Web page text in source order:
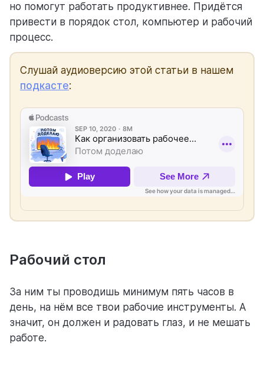
но помогут работать продуктивнее. Придётся
привести в порядок стол, компьютер и рабочий
процесс.
Слушай аудиоверсию этой статьи в нашем
подкасте:
Рабочий стол
За ним ты проводишь минимум пять часов в
день, на нём все твои рабочие инструменты. А
значит, он должен и радовать глаз, и не мешать
работе.